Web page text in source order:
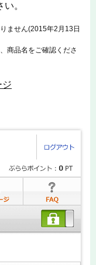
。
ません(2015年2月13日
商品名をご確認くださ
ジ